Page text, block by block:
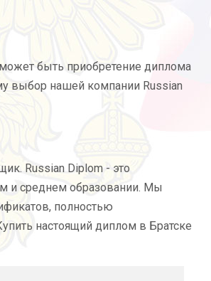
быть приобретение диплома
выбор нашей компании Russian
Russian Diplom - это
и среднем образовании. Мы
полностью
настоящий диплом в Братске